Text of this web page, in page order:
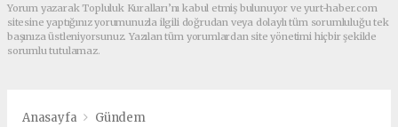
Yorum yazarak Topluluk Kuralları’nı kabul etmiş bulunuyor ve yurt-haber.com
sitesine yaptığınız yorumunuzla ilgili doğrudan veya dolaylı tüm sorumluluğu tek
başınıza üstleniyorsunuz. Yazılan tüm yorumlardan site yönetimi hiçbir şekilde
sorumlu tutulamaz.
Anasayfa Gündem